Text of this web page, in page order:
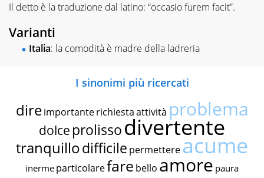
Il detto è la traduzione dal latino: “occasio furem facit”.
Varianti
Italia: la comodità è madre della ladreria
I sinonimi più ricercati
dire importante richiestaattività problema
dolce prolissodivertente
tranquillodifficile permettereacume
inerme particolarefare bello amore paura